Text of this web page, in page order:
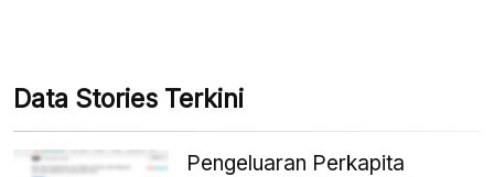
Data Stories Terkini
Pengeluaran Perkapita